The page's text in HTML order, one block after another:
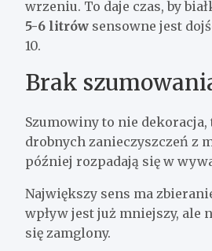
wrzeniu. To daje czas, by
5-6 litrów sensowne jest
10.
Brak
Szumowiny to nie
drobnych zanieczyszczeń z
później rozpadają się w
Największy sens ma
wpływ jest już mniejszy, ale
się zamglony.